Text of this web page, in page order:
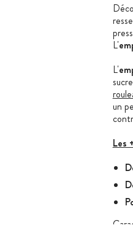
L'
L'
un
Les